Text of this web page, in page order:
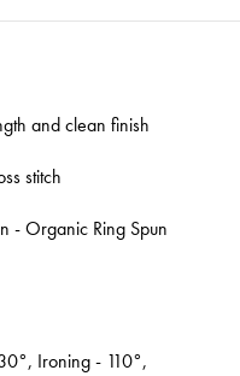
and clean finish
stitch
- Organic Ring Spun
Ironing - 110°,